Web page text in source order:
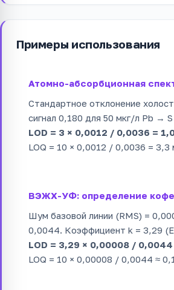
Примеры использования
Атомно-абсорбционная
Стандартное отклонение
сигнал 0,180 для 50 мкг/л Pb →
LOD = 3 × 0,0012 / 0,0036 =
LOQ = 10 × 0,0012 / 0,0036 = 3,3
ВЭЖХ-УФ: определение
Шум базовой линии (RMS) =
0,0044. Коэффициент k = 3,29
LOD = 3,29 × 0,00008 /
LOQ = 10 × 0,00008 / 0,0044 ≈